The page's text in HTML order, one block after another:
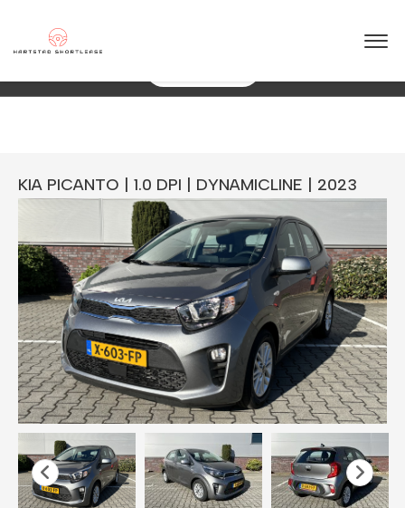
jaar ervaring in shortlease – Betrouwbaar & flexibel!
KIA PICANTO | 1.0 DPI | DYNAMICLINE | 2023